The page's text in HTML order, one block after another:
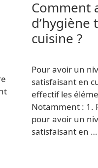
Comment
d’hygiène
cuisine ?
Pour avoir un
satisfaisant en
effectif les
Notamment : 1.
pour avoir un
satisfaisant en …